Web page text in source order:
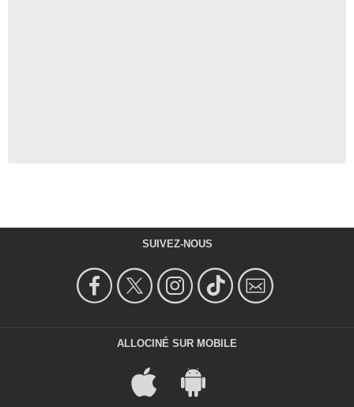
SUIVEZ-NOUS
ALLOCINÉ SUR MOBILE